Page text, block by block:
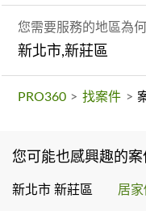
您需要服務的地區為何
新北市,新莊區
PRO360 > 找案件 >
您可能也感興趣的案
新北市 新莊區 居